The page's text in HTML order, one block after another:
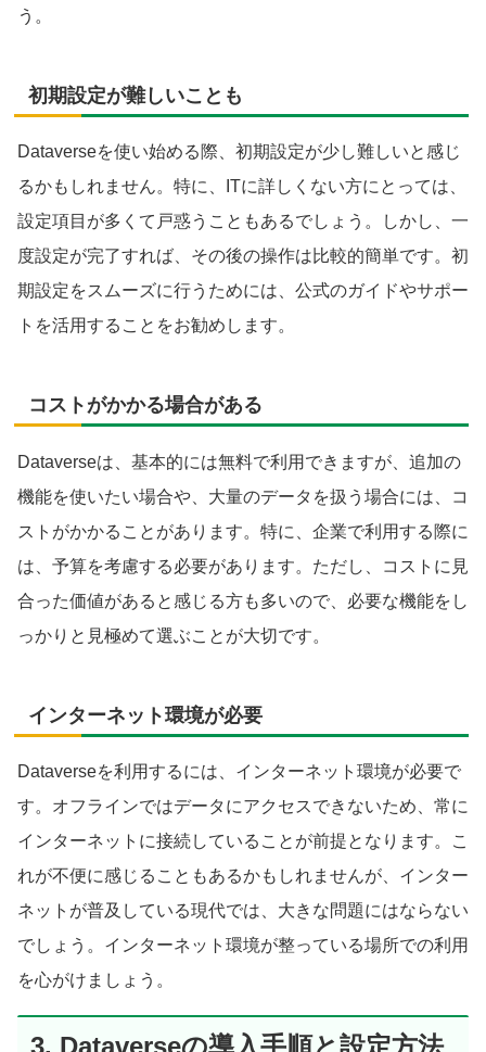
う。
初期設定が難しいことも
Dataverseを使い始める際、初期設定が少し難しいと感じ
るかもしれません。特に、ITに詳しくない方にとっては、
設定項目が多くて戸惑うこともあるでしょう。しかし、一
度設定が完了すれば、その後の操作は比較的簡単です。初
期設定をスムーズに行うためには、公式のガイドやサポー
トを活用することをお勧めします。
コストがかかる場合がある
Dataverseは、基本的には無料で利用できますが、追加の
機能を使いたい場合や、大量のデータを扱う場合には、コ
ストがかかることがあります。特に、企業で利用する際に
は、予算を考慮する必要があります。ただし、コストに見
合った価値があると感じる方も多いので、必要な機能をし
っかりと見極めて選ぶことが大切です。
インターネット環境が必要
Dataverseを利用するには、インターネット環境が必要で
す。オフラインではデータにアクセスできないため、常に
インターネットに接続していることが前提となります。こ
れが不便に感じることもあるかもしれませんが、インター
ネットが普及している現代では、大きな問題にはならない
でしょう。インターネット環境が整っている場所での利用
を心がけましょう。
3. Dataverseの導入手順と設定方法